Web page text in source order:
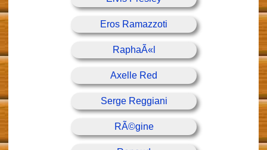
Eros Ramazzoti
RaphaÃ«l
Axelle Red
Serge Reggiani
RÃ©gine